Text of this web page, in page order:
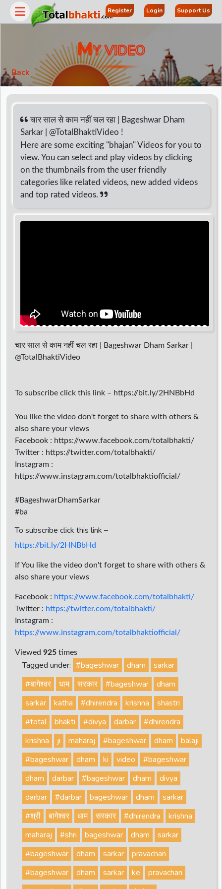
Register Login Support Us
MY VIDEO
Back
चार साल से काम नहीं चल रहा | Bageshwar Dham
Sarkar | @TotalBhaktiVideo !
Here are some exciting "bhajan" Videos for you to
view. You can select and play videos by clicking
on the thumbnails from the user friendly
categories like related videos, new added videos
and top rated videos.
चार साल से काम नहीं चल रहा | Bageshwar Dham Sarkar |
@TotalBhaktiVideo
To subscribe click this link – https://bit.ly/2HNBbHd
You like the video don't forget to share with others &
also share your views
Facebook : https://www.facebook.com/totalbhakti/
Twitter : https://twitter.com/totalbhakti/
Instagram :
https://www.instagram.com/totalbhaktiofficial/
#BageshwarDhamSarkar
#ba
To subscribe click this link –
https://bit.ly/2HNBbHd
If You like the video don't forget to share with others &
also share your views
Facebook : https://www.facebook.com/totalbhakti/
Twitter : https://twitter.com/totalbhakti/
Instagram :
https://www.instagram.com/totalbhaktiofficial/
Viewed 925 times
Tagged under: #bageshwar dham
sarkar
#बागेश्वर
धाम सरकार #bageshwar
dham
sarkar
katha #dhirendra krishna
shastri
#total
bhakti #divya darbar
#dhirendra
krishna
ji maharaj #bageshwar dham
balaji
#bageshwar
dham ki video
#bageshwar
dham
darbar #bageshwar dham
divya
darbar
#darbar bageshwar dham
sarkar
#श्री
बागेश्वर धाम सरकार #dhirendra
krishna
maharaj
#shri bageshwar dham
sarkar
#bageshwar
dham sarkar
pravachan
#bageshwar
dham sarkar ke
pravachan